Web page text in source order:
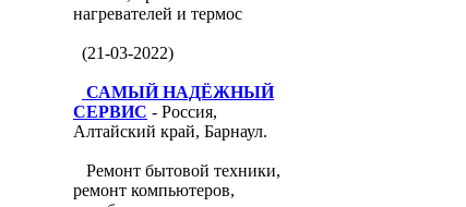
нагревателей и термос
(21-03-2022)
САМЫЙ НАДЁЖНЫЙ
СЕРВИС - Россия,
Алтайский край, Барнаул.
Ремонт бытовой техники,
ремонт компьютеров,